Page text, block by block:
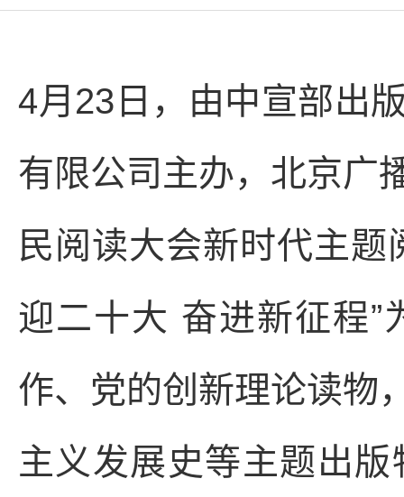
4月23日，由中宣部出
有限公司主办，北京广
民阅读大会新时代主
迎二十大 奋进新征程
作、党的创新理论读物
主义发展史等主题出